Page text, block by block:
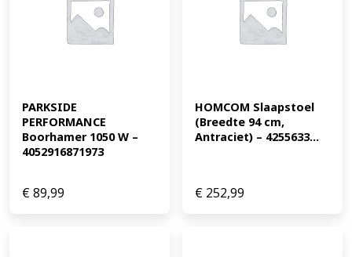
PARKSIDE
PERFORMANCE
Boorhamer 1050 W –
4052916871973
€89,99
HOMCOM Slaapstoel
(Breedte 94 cm,
Antraciet) – 4255633...
€ 252,99